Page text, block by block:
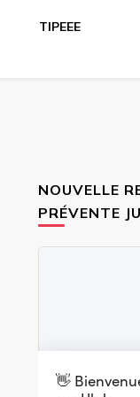
TIPEEE
NOUVELLE
PRÉVENTE